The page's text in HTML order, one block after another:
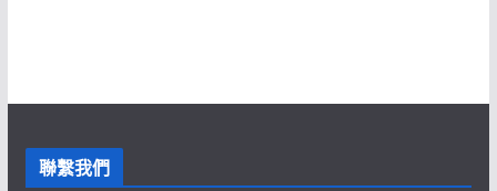
聯繫我們